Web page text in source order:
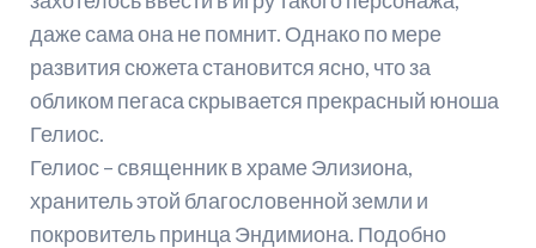
даже сама она не помнит. Однако по мере
развития сюжета становится ясно, что за
обликом пегаса скрывается прекрасный юноша
Гелиос.
Гелиос – священник в храме Элизиона,
хранитель этой благословенной земли и
покровитель принца Эндимиона. Подобно